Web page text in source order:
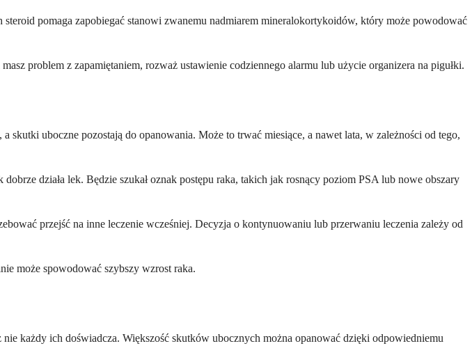
pomaga zapobiegać stanowi zwanemu nadmiarem mineralokortykoidów, który może powodować
problem z zapamiętaniem, rozważ ustawienie codziennego alarmu lub użycie organizera na pigułki.
uboczne pozostają do opanowania. Może to trwać miesiące, a nawet lata, w zależności od tego,
działa lek. Będzie szukał oznak postępu raka, takich jak rosnący poziom PSA lub nowe obszary
przejść na inne leczenie wcześniej. Decyzja o kontynuowaniu lub przerwaniu leczenia zależy od
może spowodować szybszy wzrost raka.
każdy ich doświadcza. Większość skutków ubocznych można opanować dzięki odpowiedniemu